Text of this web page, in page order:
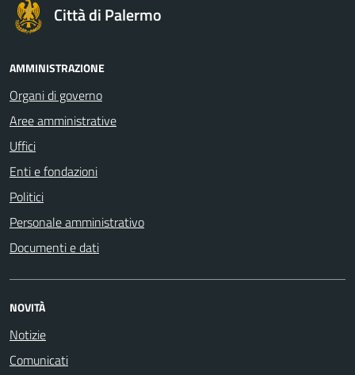
Città di Palermo
AMMINISTRAZIONE
Organi di governo
Aree amministrative
Uffici
Enti e fondazioni
Politici
Personale amministrativo
Documenti e dati
NOVITÀ
Notizie
Comunicati